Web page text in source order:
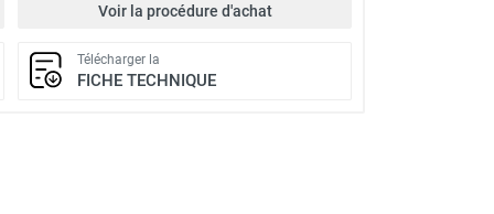
Voir la procédure d'achat
Télécharger la
FICHE TECHNIQUE